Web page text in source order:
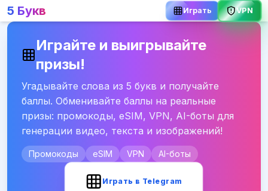
5 Букв Играть VPN
Играйте и выигрывайте
призы!
Угадывайте слова из 5 букв и получайте
баллы. Обменивайте баллы на реальные
призы: промокоды, eSIM, VPN, AI-боты для
генерации видео, текста и изображений!
Промокоды eSIM VPN AI-боты
Играть в Telegram